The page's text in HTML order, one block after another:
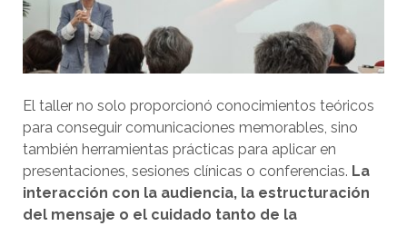
El taller no solo proporcionó conocimientos teóricos
para conseguir comunicaciones memorables, sino
también herramientas prácticas para aplicar en
presentaciones, sesiones clínicas o conferencias. La
interacción con la audiencia, la estructuración
del mensaje o el cuidado tanto de la